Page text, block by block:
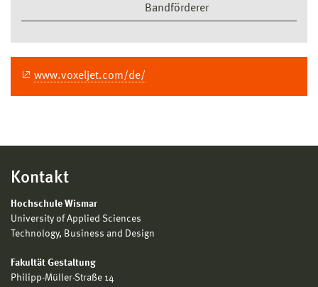
Bandförderer
www.voxeljet.com/de/
Kontakt
Hochschule Wismar
University of Applied Sciences
Technology, Business and Design
Fakultät Gestaltung
Philipp-Müller-Straße 14